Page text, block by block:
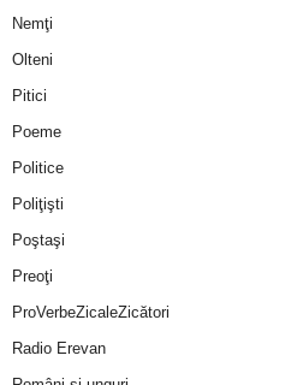
Nemţi
Olteni
Pitici
Poeme
Politice
Poliţişti
Poştaşi
Preoţi
ProVerbeZicaleZicători
Radio Erevan